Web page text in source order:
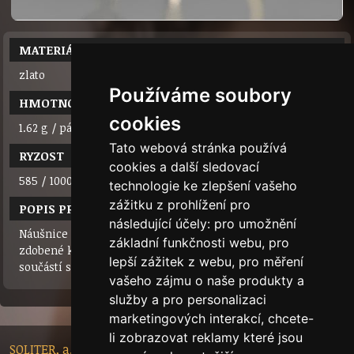
Používáme soubory
cookies
Tato webová stránka používá
cookies a další sledovací
technologie ke zlepšení vašeho
zážitku z prohlížení pro
následující účely: pro umožnění
základní funkčnosti webu, pro
lepší zážitek z webu, pro měření
vašeho zájmu o naše produkty a
služby a pro personalizaci
marketingových interakcí, chcete-
li zobrazovat reklamy které jsou
MATERIÁL
zlato
HMOTNOST
1.62 g / pár
RYZOST
585 / 1000 (14 karátů)
POPIS PRODUKTU
Náušnice z bílého/žlutého zlata ve tvaru špičatého oválu
zdobené každá sedmi zirkony. Zapínání na klapku. Jsou
součástí soupravy s přívěskem.
SOLITER, a.s. - Nádražní 148/10, 46601 Jablonec nad Nisou,